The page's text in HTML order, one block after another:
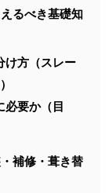
るべき基礎知
け方（スレー
必要か（目
補修・葺き替